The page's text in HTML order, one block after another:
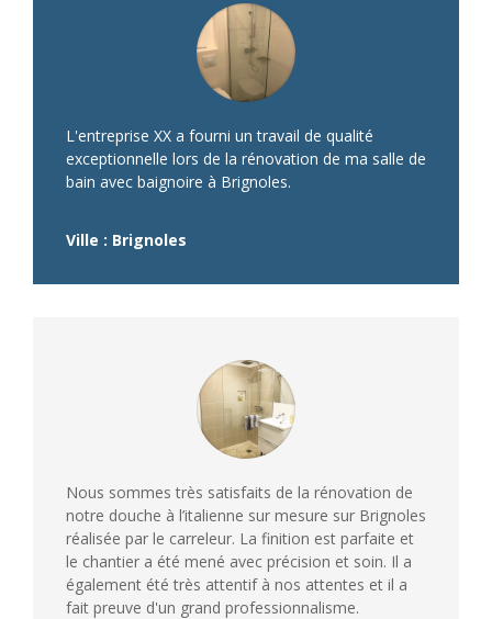
L'entreprise XX a fourni un travail de qualité
exceptionnelle lors de la rénovation de ma salle de
bain avec baignoire à Brignoles.
Ville : Brignoles
Nous sommes très satisfaits de la rénovation de
notre douche à l’italienne sur mesure sur Brignoles
réalisée par le carreleur. La finition est parfaite et
le chantier a été mené avec précision et soin. Il a
également été très attentif à nos attentes et il a
fait preuve d'un grand professionnalisme.